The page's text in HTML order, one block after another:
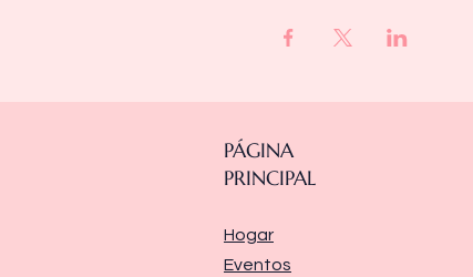
PÁGINA
PRINCIPAL
Hogar
Eventos